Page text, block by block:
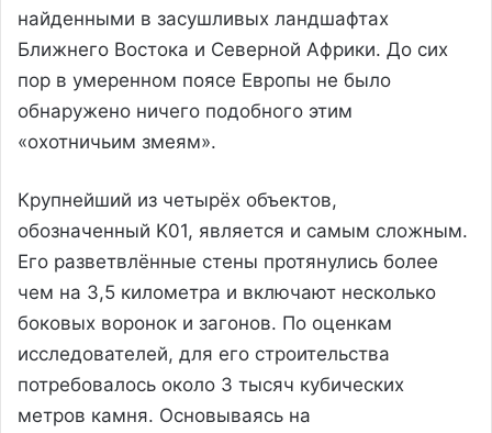
найденными в засушливых ландшафтах
Ближнего Востока и Северной Африки. До сих
пор в умеренном поясе Европы не было
обнаружено ничего подобного этим
«охотничьим змеям».
Крупнейший из четырёх объектов,
обозначенный K01, является и самым сложным.
Его разветвлённые стены протянулись более
чем на 3,5 километра и включают несколько
боковых воронок и загонов. По оценкам
исследователей, для его строительства
потребовалось около 3 тысяч кубических
метров камня. Основываясь на